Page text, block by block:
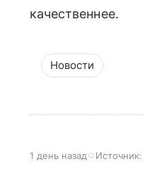
качественнее.
Новости
1 день назад Источник: